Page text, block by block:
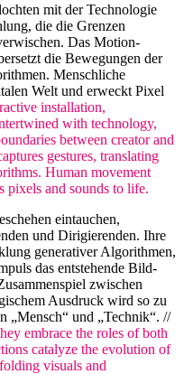
mit der Technologie
die die Grenzen
Das Motion-
die Bewegungen der
Menschliche
Welt und erweckt Pixel
installation,
with technology,
between creator and
gestures, translating
Human movement
and sounds to life.
eintauchen,
und Dirigierenden. Ihre
generativer Algorithmen,
das entstehende Bild-
zwischen
Ausdruck wird so zu
„Mensch“ und „Technik“. //
embrace the roles of both
catalyze the evolution of
visuals and